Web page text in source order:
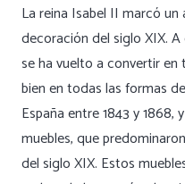
La reina Isabel II marcó un
decoración del siglo XIX. A
se ha vuelto a convertir en
bien en todas las formas
España entre 1843 y
muebles, que
del siglo XIX. Estos